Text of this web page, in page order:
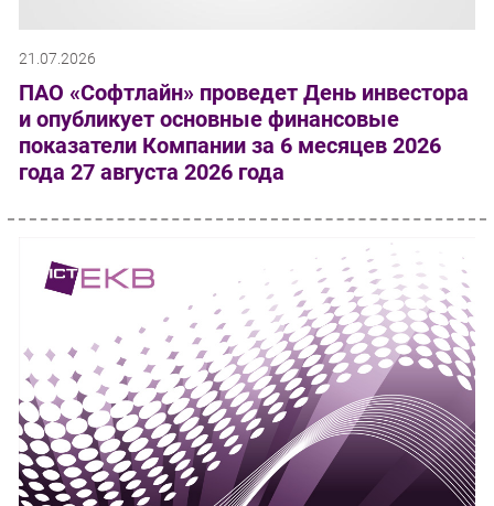
21.07.2026
ПАО «Софтлайн» проведет День инвестора
и опубликует основные финансовые
показатели Компании за 6 месяцев 2026
года 27 августа 2026 года